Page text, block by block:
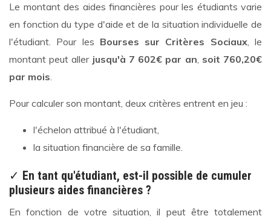
Le montant des aides financières pour les étudiants varie
en fonction du type d'aide et de la situation individuelle de
l'étudiant. Pour les Bourses sur Critères Sociaux, le
montant peut allerjusqu'à 7 602€ par an, soit 760,20€
par mois.
Pour calculer son montant, deux critères entrent en jeu :
l'échelon attribué à l'étudiant,
la situation financière de sa famille.
✓ En tant qu'étudiant, est-il possible de cumuler
plusieurs aides financières ?
En fonction de votre situation, il peut être totalement